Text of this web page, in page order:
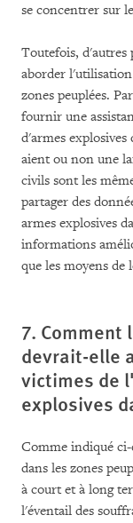
se concentrer sur
Toutefois, d'autres
aborder l'utilisation
zones peuplées.
fournir une
d'armes explosives
aient ou non une
civils sont les
partager des
armes explosives
informations
que les moyens de
7.
devrait-elle
victimes de
explosives
Comme indiqué
dans les zones
à court et à long
l'éventail des